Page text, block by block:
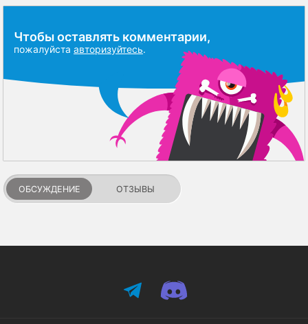
Чтобы оставлять комментарии,
пожалуйста авторизуйтесь.
ОБСУЖДЕНИЕ ОТЗЫВЫ